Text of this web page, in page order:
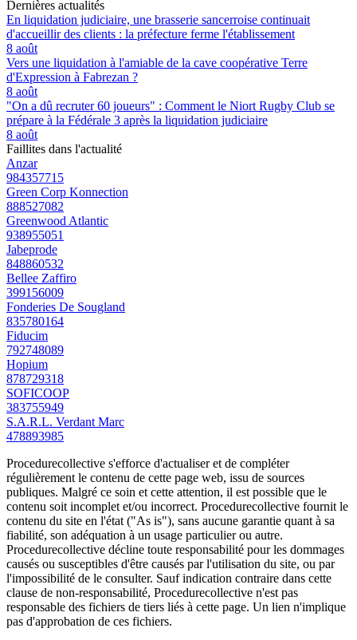
Dernières actualités
En liquidation judiciaire, une brasserie sancerroise continuait
d'accueillir des clients : la préfecture ferme l'établissement
8 août
Vers une liquidation à l'amiable de la cave coopérative Terre
d'Expression à Fabrezan ?
8 août
"On a dû recruter 60 joueurs" : Comment le Niort Rugby Club se
prépare à la Fédérale 3 après la liquidation judiciaire
8 août
Faillites dans l'actualité
Anzar
984357715
Green Corp Konnection
888527082
Greenwood Atlantic
938955051
Jabeprode
848860532
Bellee Zaffiro
399156009
Fonderies De Sougland
835780164
Fiducim
792748089
Hopium
878729318
SOFICOOP
383755949
S.A.R.L. Verdant Marc
478893985
Procedurecollective s'efforce d'actualiser et de compléter
régulièrement le contenu de cette page web, issu de sources
publiques. Malgré ce soin et cette attention, il est possible que le
contenu soit incomplet et/ou incorrect. Procedurecollective fournit le
contenu du site en l'état ("As is"), sans aucune garantie quant à sa
fiabilité, son adéquation à un usage particulier ou autre.
Procedurecollective décline toute responsabilité pour les dommages
causés ou susceptibles d'être causés par l'utilisation du site, ou par
l'impossibilité de le consulter. Sauf indication contraire dans cette
clause de non-responsabilité, Procedurecollective n'est pas
responsable des fichiers de tiers liés à cette page. Un lien n'implique
pas d'approbation de ces fichiers.